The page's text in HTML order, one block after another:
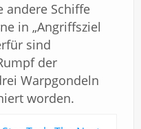
andere Schiffe
in „Angriffsziel
sind
der
Warpgondeln
worden.